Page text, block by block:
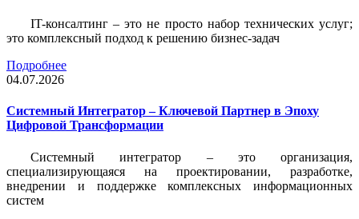
IT-консалтинг – это не просто набор технических услуг;
это комплексный подход к решению бизнес-задач
Подробнее
04.07.2026
Системный Интегратор – Ключевой Партнер в Эпоху
Цифровой Трансформации
Системный интегратор – это организация,
специализирующаяся на проектировании, разработке,
внедрении и поддержке комплексных информационных
систем